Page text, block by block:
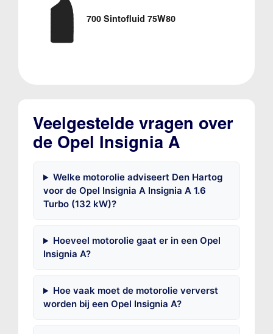
700 Sintofluid 75W80
Veelgestelde vragen over
de Opel Insignia A
Welke motorolie adviseert Den Hartog
voor de Opel Insignia A Insignia A 1.6
Turbo (132 kW)?
Hoeveel motorolie gaat er in een Opel
Insignia A?
Hoe vaak moet de motorolie ververst
worden bij een Opel Insignia A?